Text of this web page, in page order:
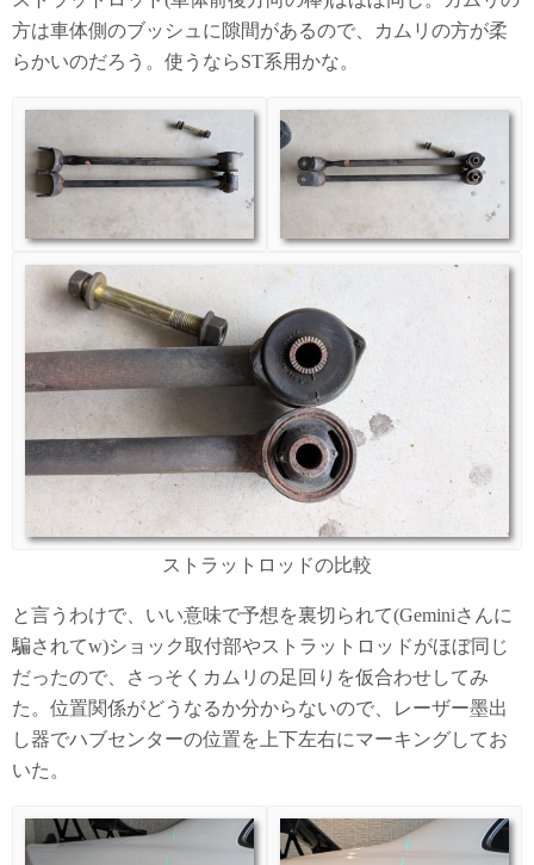
方は車体側のブッシュに隙間があるので、カムリの方が柔
らかいのだろう。使うならST系用かな。
ストラットロッドの比較
と言うわけで、いい意味で予想を裏切られて(Geminiさんに
騙されてw)ショック取付部やストラットロッドがほぼ同じ
だったので、さっそくカムリの足回りを仮合わせしてみ
た。位置関係がどうなるか分からないので、レーザー墨出
し器でハブセンターの位置を上下左右にマーキングしてお
いた。